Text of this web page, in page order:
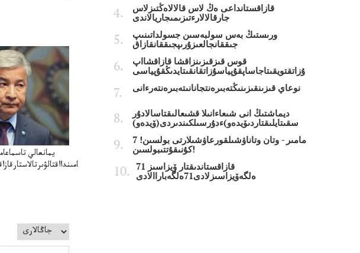
يمانعالي
قازاقستانداعى ەڭ لاس قالالاەڭتىزلاس
جارقالالارءتىزىمىجاريالاندى
ورىستىڭ بەس سولبەسىن جسولداتىنىپ
جىققانجالعىزۇرىپجىققانقازاق
قوس قىزقىزىنزاقشا قازاقشااپ
ۇزاتقتويقىتاجاساپقۇپياسۇزاتقانقىتايدىڭقۇپياسى
نوعاي قىزىنقىزىنىڭتەبىرەنتجانانىتەبىرەنتەرءانى
ديماشتىڭ انى شىعاءانىلا قشىعالىقتاسالادۇر
سقىتايلىقتاردىۆيدەو)ءدۇرسىلكىندىردى(ۆيدەو)
7 مامىر - وتان وتاناۋشىلقورعاۋشىلارتى بولسىن!
كۇنىقۇتتىبولسىن!
قازاقستاندىقتار ۆيزاسىز 71
ەلگەۆيزاسىزلادى71ەلگەباراالادى